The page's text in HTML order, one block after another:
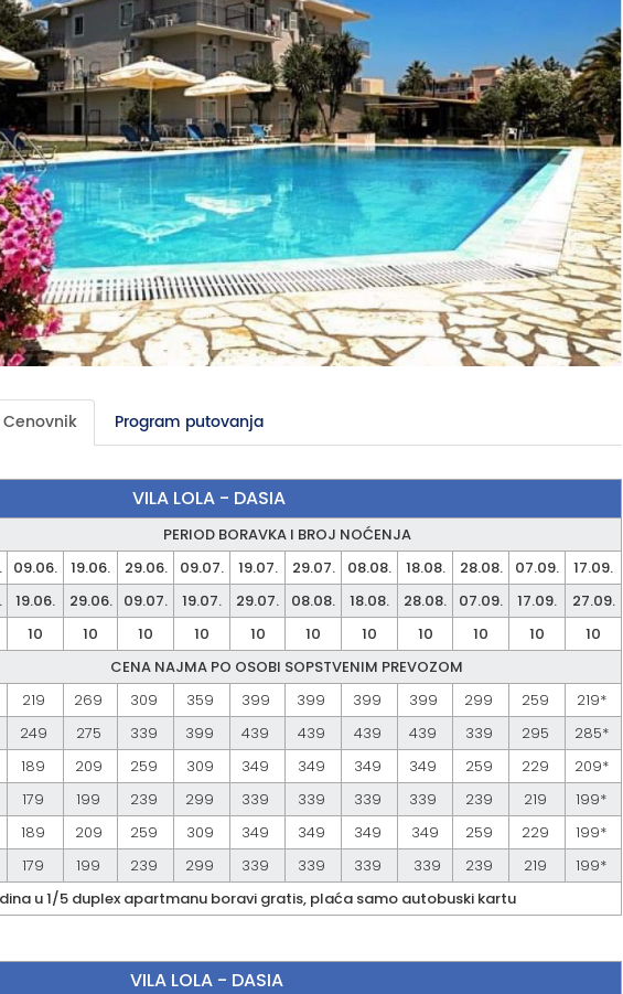
Cenovnik Program putovanja
VILA LOLA - DASIA
PERIOD BORAVKA I BROJ NOĆENJA
09.06. 19.06. 29.06. 09.07. 19.07. 29.07. 08.08. 18.08. 28.08. 07.09.
17.09.
19.06. 29.06. 09.07. 19.07. 29.07. 08.08. 18.08. 28.08. 07.09. 17.09.
27.09.
10 10 10 10 10 10 10 10 10 10
10
CENA NAJMA PO OSOBI SOPSTVENIM PREVOZOM
219 269 309 359 399 399 399 399 299 259
219*
249 275 339 399 439 439 439 439 339 295
285*
189 209 259 309 349 349 349 349 259 229
209*
179 199 239 299 339 339 339 339 239 219
199*
189 209 259 309 349 349 349 349 259 229
199*
179 199 239 299 339 339 339 339 239 219
199*
u 1/5 duplex apartmanu boravi gratis, plaća samo autobuski kartu
VILA LOLA - DASIA